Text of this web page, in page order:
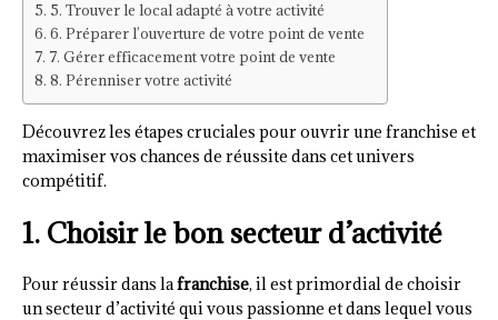
5. Trouver le local adapté à votre activité
6. Préparer l’ouverture de votre point de vente
7. Gérer efficacement votre point de vente
8. Pérenniser votre activité
Découvrez les étapes cruciales pour ouvrir une franchise et
maximiser vos chances de réussite dans cet univers
compétitif.
1. Choisir le bon secteur d’activité
Pour réussir dans lafranchise, il est primordial de choisir
un secteur d’activité qui vous passionne et dans lequel vous